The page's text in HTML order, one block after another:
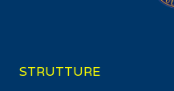
STRUTTURE